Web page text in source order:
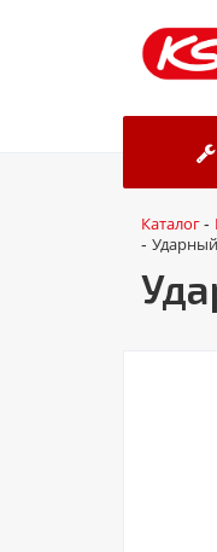
Каталог-
-